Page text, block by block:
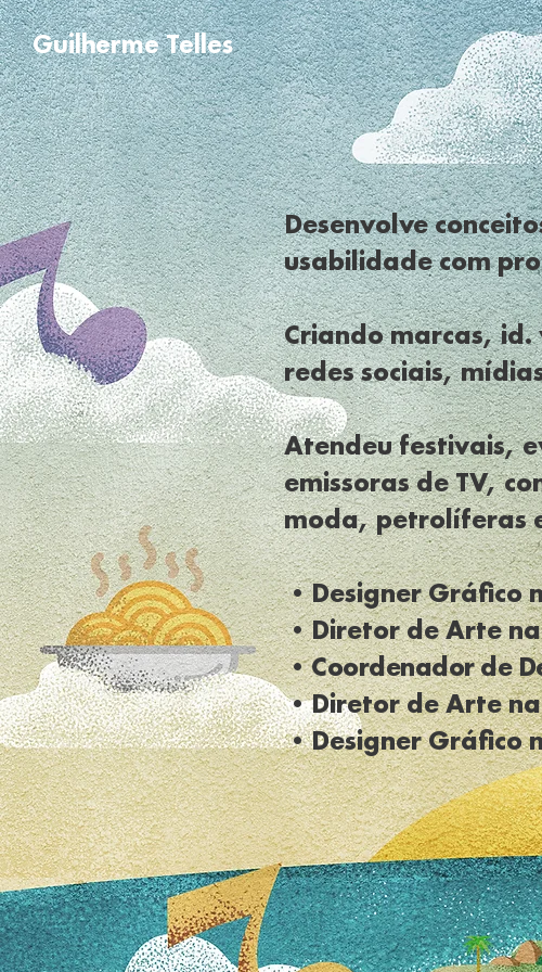
Guilherme Telles
Desenvolve
usabilidade com
Criando marcas,
redes sociais,
Atendeu festivais,
emissoras de TV,
moda, petrolíferas
•Designer Gráfico
•Diretor de Arte
•Coordenador de
•Diretor de Arte na
•Designer Gráfico